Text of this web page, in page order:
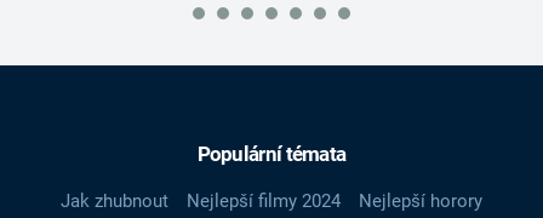
Populární témata
Jak zhubnout Nejlepší filmy 2024
Nejlepší horory